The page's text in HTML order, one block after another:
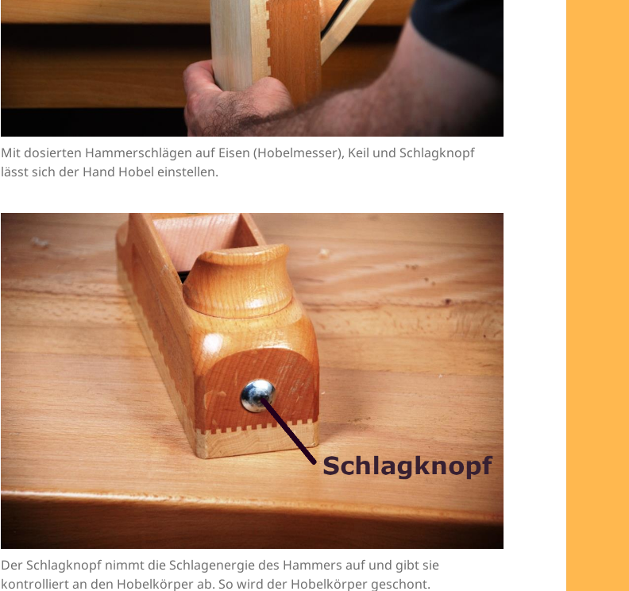
Mit dosierten Hammerschlägen auf Eisen (Hobelmesser), Keil und Schlagknopf
lässt sich der Hand Hobel einstellen.
Der Schlagknopf nimmt die Schlagenergie des Hammers auf und gibt sie
kontrolliert an den Hobelkörper ab. So wird der Hobelkörper geschont.